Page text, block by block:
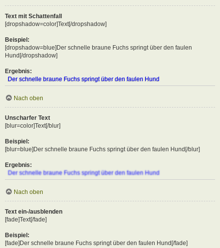
Text mit Schattenfall
[dropshadow=color]Text[/dropshadow]
Beispiel:
[dropshadow=blue]Der schnelle braune Fuchs springt über den faulen
Hund[/dropshadow]
Ergebnis:
Der schnelle braune Fuchs springt über den faulen Hund
Nach oben
Unscharfer Text
[blur=color]Text[/blur]
Beispiel:
[blur=blue]Der schnelle braune Fuchs springt über den faulen Hund[/blur]
Ergebnis:
Der schnelle braune Fuchs springt über den faulen Hund
Nach oben
Text ein-/ausblenden
[fade]Text[/fade]
Beispiel:
[fade]Der schnelle braune Fuchs springt über den faulen Hund[/fade]